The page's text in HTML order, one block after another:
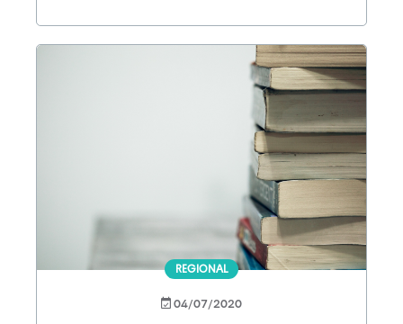
REGIONAL
04/07/2020